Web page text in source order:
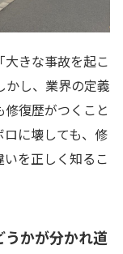
大きな事故を起こ
かし、業界の定義
復歴がつくこと
に壊しても、修
を正しく知るこ
かが分かれ道